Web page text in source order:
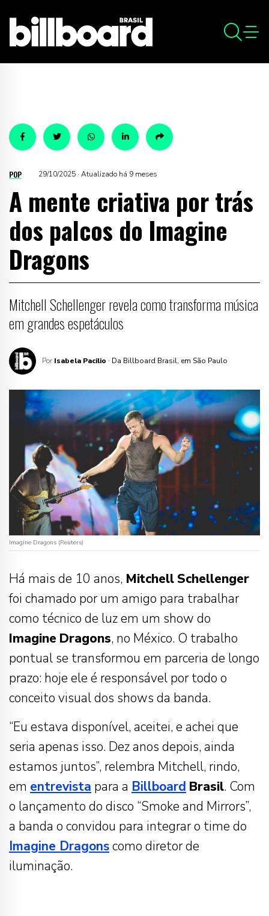
POP 29/10/2025 · Atualizado há 9 meses
A mente criativa por trás
dos palcos do Imagine
Dragons
Mitchell Schellenger revela como transforma música
em grandes espetáculos
Por Isabela Pacilio · Da Billboard Brasil, em São Paulo
Imagine Dragons (Reuters)
Há mais de 10 anos, MitchellSchellenger
foi chamado por um amigo para trabalhar
como técnico de luz em um show do
Imagine Dragons, no México. O trabalho
pontual se transformou em parceria de longo
prazo: hoje ele é responsável por todo o
conceito visual dos shows da banda.
“Eu estava disponível, aceitei, e achei que
seria apenas isso. Dez anos depois, ainda
estamos juntos”, relembra Mitchell, rindo,
em entrevista para a Billboard Brasil. Com
o lançamento do disco “Smoke and Mirrors”,
a banda o convidou para integrar o time do
Imagine Dragonscomo diretor de
iluminação.